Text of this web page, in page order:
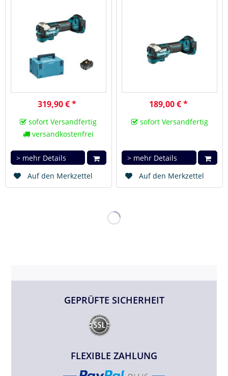
319,90 € *
sofort Versandfertig
versandkostenfrei
> mehr Details
Auf den Merkzettel
189,00 € *
sofort Versandfertig
> mehr Details
Auf den Merkzettel
GEPRÜFTE SICHERHEIT
FLEXIBLE ZAHLUNG